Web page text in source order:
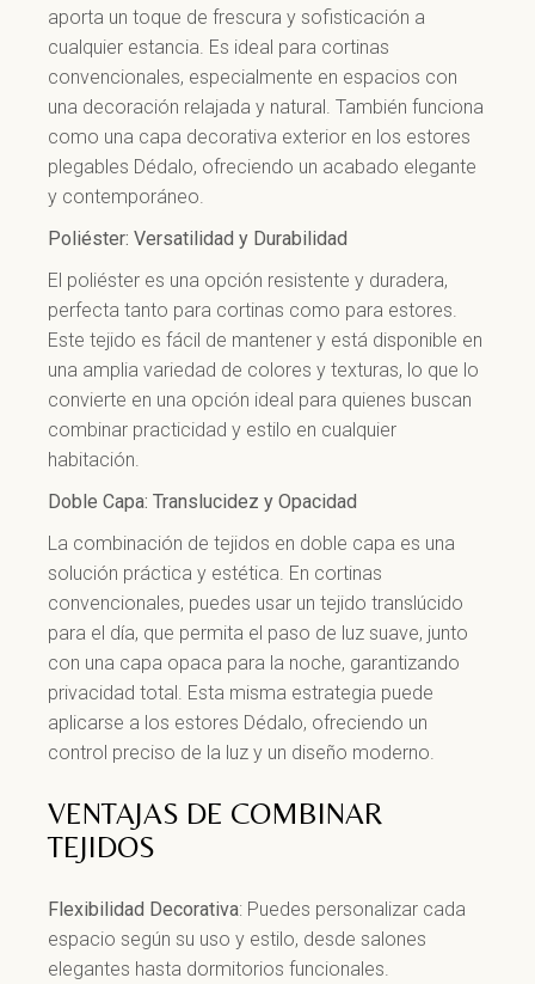
aporta un toque de frescura y sofisticación a
cualquier estancia. Es ideal para cortinas
convencionales, especialmente en espacios con
una decoración relajada y natural. También funciona
como una capa decorativa exterior en los estores
plegables Dédalo, ofreciendo un acabado elegante
y contemporáneo.
Poliéster: Versatilidad y Durabilidad
El poliéster es una opción resistente y duradera,
perfecta tanto para cortinas como para estores.
Este tejido es fácil de mantener y está disponible en
una amplia variedad de colores y texturas, lo que lo
convierte en una opción ideal para quienes buscan
combinar practicidad y estilo en cualquier
habitación.
Doble Capa: Translucidez y Opacidad
La combinación de tejidos en doble capa es una
solución práctica y estética. En cortinas
convencionales, puedes usar un tejido translúcido
para el día, que permita el paso de luz suave, junto
con una capa opaca para la noche, garantizando
privacidad total. Esta misma estrategia puede
aplicarse a los estores Dédalo, ofreciendo un
control preciso de la luz y un diseño moderno.
VENTAJAS DE COMBINAR
TEJIDOS
Flexibilidad Decorativa: Puedes personalizar cada
espacio según su uso y estilo, desde salones
elegantes hasta dormitorios funcionales.